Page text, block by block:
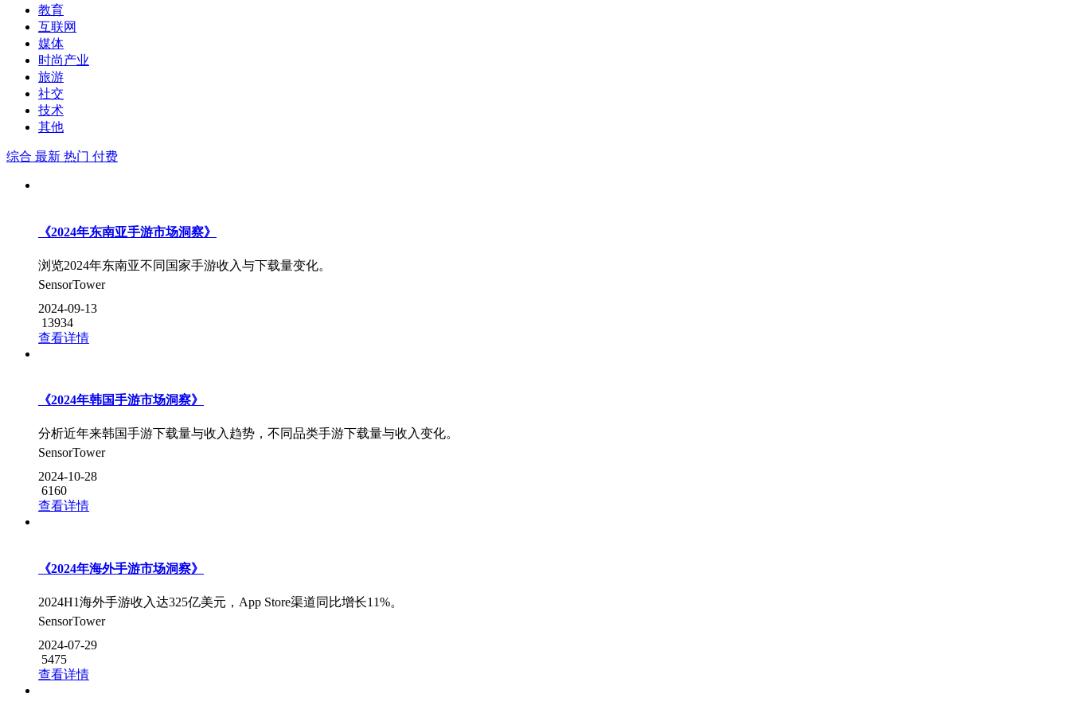
教育
互联网
媒体
时尚产业
旅游
社交
技术
其他
综合 最新 热门 付费
《2024年东南亚手游市场洞察》
浏览2024年东南亚不同国家手游收入与下载量变化。
SensorTower
2024-09-13
13934
查看详情
《2024年韩国手游市场洞察》
分析近年来韩国手游下载量与收入趋势，不同品类手游下载量与收入变化。
SensorTower
2024-10-28
6160
查看详情
《2024年海外手游市场洞察》
2024H1海外手游收入达325亿美元，App Store渠道同比增长11%。
SensorTower
2024-07-29
5475
查看详情